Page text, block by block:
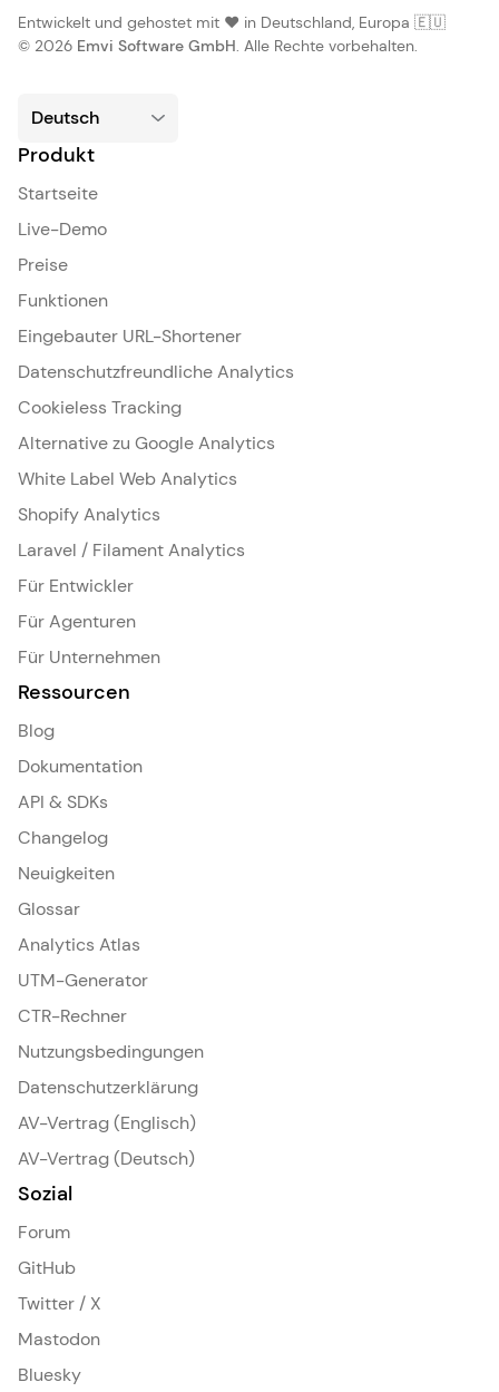
Entwickelt und gehostet mit ❤️ in Deutschland, Europa 🇪🇺
© 2026 Emvi Software GmbH. Alle Rechte vorbehalten.
Produkt
Startseite
Live-Demo
Preise
Funktionen
Eingebauter URL-Shortener
Datenschutzfreundliche Analytics
Cookieless Tracking
Alternative zu Google Analytics
White Label Web Analytics
Shopify Analytics
Laravel / Filament Analytics
Für Entwickler
Für Agenturen
Für Unternehmen
Ressourcen
Blog
Dokumentation
API & SDKs
Changelog
Neuigkeiten
Glossar
Analytics Atlas
UTM-Generator
CTR-Rechner
Nutzungsbedingungen
Datenschutzerklärung
AV-Vertrag (Englisch)
AV-Vertrag (Deutsch)
Sozial
Forum
GitHub
Twitter / X
Mastodon
Bluesky